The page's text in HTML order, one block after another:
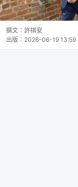
撰文： 許祺安
出版： 2026-06-19 13:59